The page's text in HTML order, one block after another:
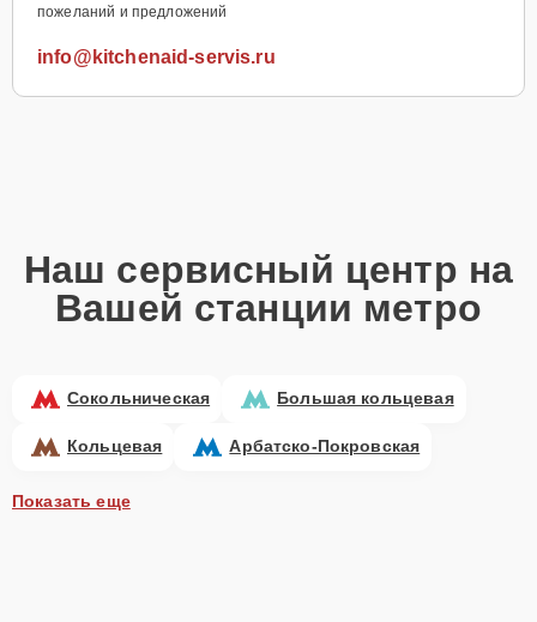
пожеланий и предложений
info@kitchenaid-servis.ru
Наш сервисный центр на
Вашей станции метро
Сокольническая Большая кольцевая
Кольцевая Арбатско-Покровская
Показать еще